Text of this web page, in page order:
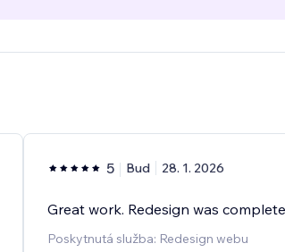
5 Bud 28. 1. 2026
Great work. Redesign was
Poskytnutá služba: Redesign webu